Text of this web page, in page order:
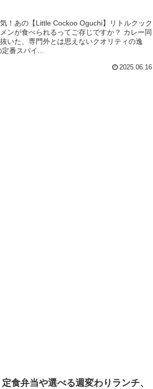
！あの【Little Cockoo Oguchi】リトルクック
ンが食べられるってご存じですか？ カレー同
いた、専門外とは思えないクオリティの逸
番スパイ...
2025.06.16
食弁当や選べる週変わりランチ、